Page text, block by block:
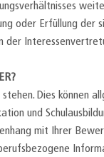
oder Erfüllung der
der
Dies können
und
mit Ihrer